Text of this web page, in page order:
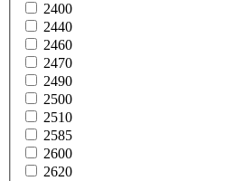
2400
2440
2460
2470
2490
2500
2510
2585
2600
2620